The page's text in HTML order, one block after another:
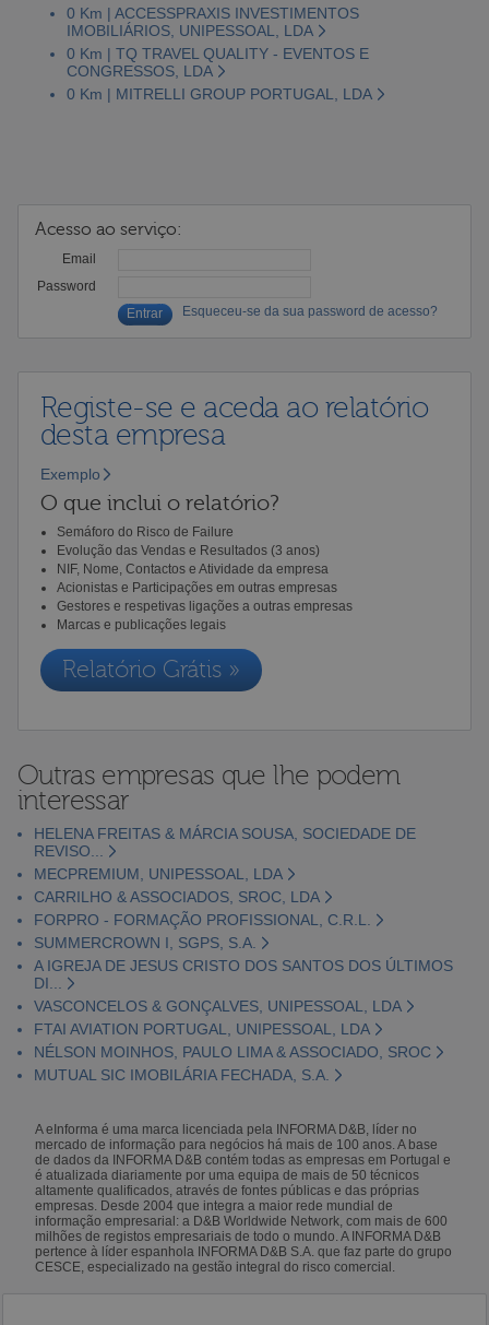
0 Km | ACCESSPRAXIS INVESTIMENTOS
IMOBILIÁRIOS, UNIPESSOAL, LDA
0 Km | TQ TRAVEL QUALITY - EVENTOS E
CONGRESSOS, LDA
0 Km | MITRELLI GROUP PORTUGAL, LDA
Acesso ao serviço:
Email
Password
Esqueceu-se da sua password de acesso?
Registe-se e aceda ao relatório
desta empresa
Exemplo
O que inclui o relatório?
Semáforo do Risco de Failure
Evolução das Vendas e Resultados (3 anos)
NIF, Nome, Contactos e Atividade da empresa
Acionistas e Participações em outras empresas
Gestores e respetivas ligações a outras empresas
Marcas e publicações legais
Relatório Grátis »
Outras empresas que lhe podem
interessar
HELENA FREITAS & MÁRCIA SOUSA, SOCIEDADE DE
REVISO...
MECPREMIUM, UNIPESSOAL, LDA
CARRILHO & ASSOCIADOS, SROC, LDA
FORPRO - FORMAÇÃO PROFISSIONAL, C.R.L.
SUMMERCROWN I, SGPS, S.A.
A IGREJA DE JESUS CRISTO DOS SANTOS DOS ÚLTIMOS
DI...
VASCONCELOS & GONÇALVES, UNIPESSOAL, LDA
FTAI AVIATION PORTUGAL, UNIPESSOAL, LDA
NÉLSON MOINHOS, PAULO LIMA & ASSOCIADO, SROC
MUTUAL SIC IMOBILÁRIA FECHADA, S.A.
A eInforma é uma marca licenciada pela INFORMA D&B, líder no
mercado de informação para negócios há mais de 100 anos. A base
de dados da INFORMA D&B contém todas as empresas em Portugal e
é atualizada diariamente por uma equipa de mais de 50 técnicos
altamente qualificados, através de fontes públicas e das próprias
empresas. Desde 2004 que integra a maior rede mundial de
informação empresarial: a D&B Worldwide Network, com mais de 600
milhões de registos empresariais de todo o mundo. A INFORMA D&B
pertence à líder espanhola INFORMA D&B S.A. que faz parte do grupo
CESCE, especializado na gestão integral do risco comercial.